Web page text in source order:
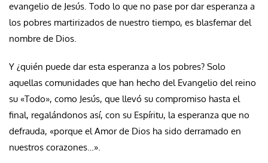
evangelio de Jesús. Todo lo que no pase por dar esperanza a
los pobres martirizados de nuestro tiempo, es blasfemar del
nombre de Dios.
Y ¿quién puede dar esta esperanza a los pobres? Solo
aquellas comunidades que han hecho del Evangelio del reino
su «Todo», como Jesús, que llevó su compromiso hasta el
final, regalándonos así, con su Espíritu, la esperanza que no
defrauda, «porque el Amor de Dios ha sido derramado en
nuestros corazones…».